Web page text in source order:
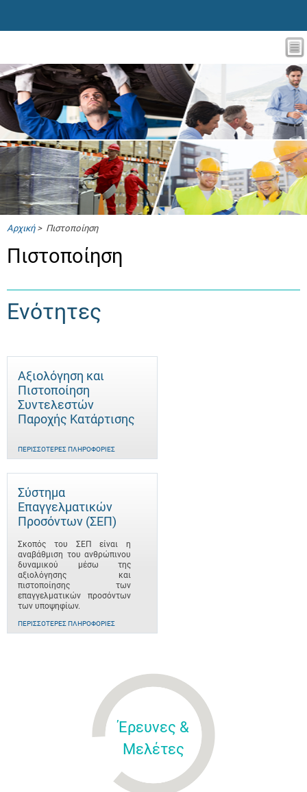
Αρχική> Πιστοποίηση
Πιστοποίηση
Ενότητες
Αξιολόγηση και
Πιστοποίηση
Συντελεστών
Παροχής Κατάρτισης
ΠΕΡΙΣΣΌΤΕΡΕΣ ΠΛΗΡΟΦΟΡΊΕΣ
Σύστημα
Επαγγελματικών
Προσόντων (ΣΕΠ)
Σκοπός του ΣΕΠ είναι η
αναβάθμιση του ανθρώπινου
δυναμικού μέσω της
αξιολόγησης και
πιστοποίησης των
επαγγελματικών προσόντων
των υποψηφίων.
ΠΕΡΙΣΣΌΤΕΡΕΣ ΠΛΗΡΟΦΟΡΊΕΣ
Έρευνες &
Μελέτες